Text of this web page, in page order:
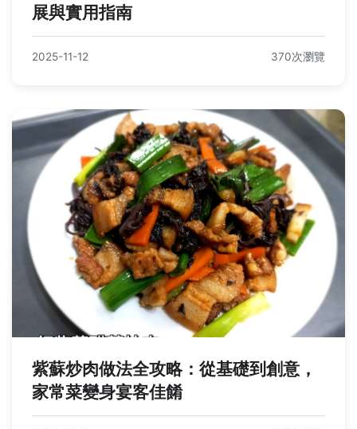
展與實用指南
2025-11-12 370次瀏覽
紫蘇炒肉做法全攻略：從基礎到創意，
家常菜變身宴客佳餚